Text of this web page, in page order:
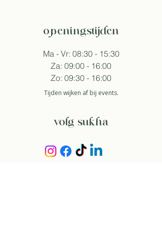
openingstijden
Ma - Vr: 08:30 - 15:30
Za: 09:00 - 16:00
Zo: 09:30 - 16:00
Tijden wijken af bij events.
volg sukha